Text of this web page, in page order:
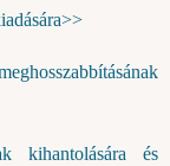
kihantolására és